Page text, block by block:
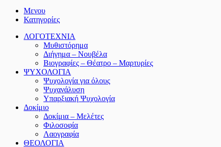
Μενου
Κατηγορίες
ΛΟΓΟΤΕΧΝΙΑ
Μυθιστόρημα
Διήγημα – Νουβέλα
Βιογραφίες – Θέατρο – Μαρτυρίες
ΨΥΧΟΛΟΓΙΑ
Ψυχολογία για όλους
Ψυχανάλυση
Υπαρξιακή Ψυχολογία
Δοκίμιο
Δοκίμια – Μελέτες
Φιλοσοφία
Λαογραφία
ΘΕΟΛΟΓΙΑ